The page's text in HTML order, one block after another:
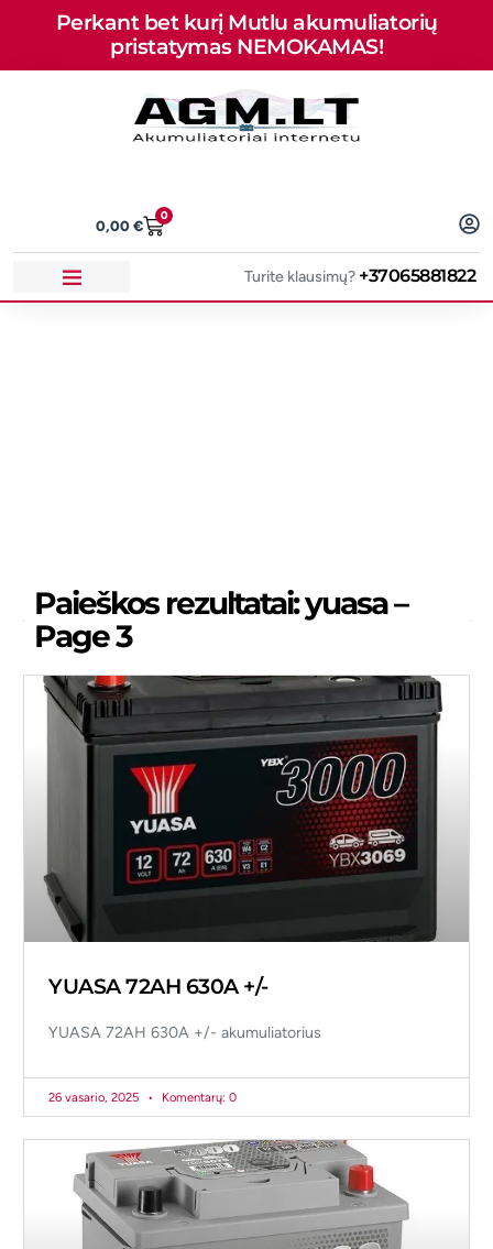
Perkant bet kurį Mutlu akumuliatorių
pristatymas NEMOKAMAS!
0,00€
0
Turite klausimų? +37065881822
Paieškos rezultatai: yuasa –
Page 3
YUASA 72AH 630A +/-
YUASA 72AH 630A +/- akumuliatorius
26 vasario, 2025 Komentarų: 0